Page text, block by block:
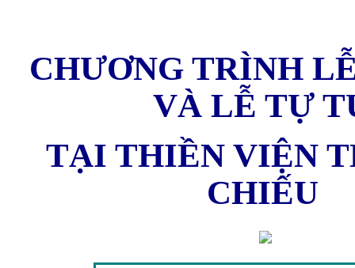
CHƯƠNG TRÌNH
VÀ LỄ TỰ
TẠI THIỀN VIỆN
CHIẾU